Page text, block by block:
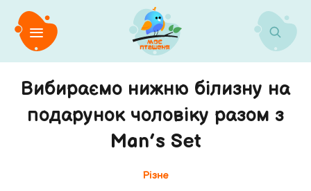
Вибираємо нижню білизну на
подарунок чоловіку разом з
Man’s Set
Різне